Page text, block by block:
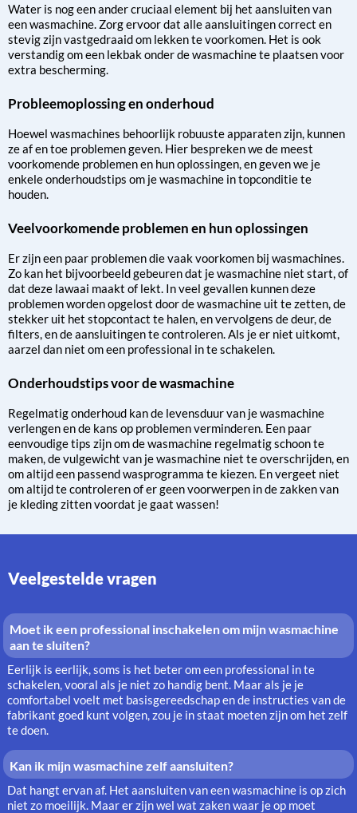
Water is nog een ander cruciaal element bij het aansluiten van
een wasmachine. Zorg ervoor dat alle aansluitingen correct en
stevig zijn vastgedraaid om lekken te voorkomen. Het is ook
verstandig om een lekbak onder de wasmachine te plaatsen voor
extra bescherming.
Probleemoplossing en onderhoud
Hoewel wasmachines behoorlijk robuuste apparaten zijn, kunnen
ze af en toe problemen geven. Hier bespreken we de meest
voorkomende problemen en hun oplossingen, en geven we je
enkele onderhoudstips om je wasmachine in topconditie te
houden.
Veelvoorkomende problemen en hun oplossingen
Er zijn een paar problemen die vaak voorkomen bij wasmachines.
Zo kan het bijvoorbeeld gebeuren dat je wasmachine niet start, of
dat deze lawaai maakt of lekt. In veel gevallen kunnen deze
problemen worden opgelost door de wasmachine uit te zetten, de
stekker uit het stopcontact te halen, en vervolgens de deur, de
filters, en de aansluitingen te controleren. Als je er niet uitkomt,
aarzel dan niet om een professional in te schakelen.
Onderhoudstips voor de wasmachine
Regelmatig onderhoud kan de levensduur van je wasmachine
verlengen en de kans op problemen verminderen. Een paar
eenvoudige tips zijn om de wasmachine regelmatig schoon te
maken, de vulgewicht van je wasmachine niet te overschrijden, en
om altijd een passend wasprogramma te kiezen. En vergeet niet
om altijd te controleren of er geen voorwerpen in de zakken van
je kleding zitten voordat je gaat wassen!
Veelgestelde vragen
Moet ik een professional inschakelen om mijn wasmachine
aan te sluiten?
Eerlijk is eerlijk, soms is het beter om een professional in te
schakelen, vooral als je niet zo handig bent. Maar als je je
comfortabel voelt met basisgereedschap en de instructies van de
fabrikant goed kunt volgen, zou je in staat moeten zijn om het zelf
te doen.
Kan ik mijn wasmachine zelf aansluiten?
Dat hangt ervan af. Het aansluiten van een wasmachine is op zich
niet zo moeilijk. Maar er zijn wel wat zaken waar je op moet